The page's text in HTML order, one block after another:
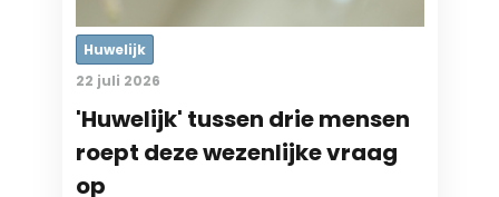
Huwelijk
22 juli 2026
'Huwelijk' tussen drie mensen
roept deze wezenlijke vraag
op